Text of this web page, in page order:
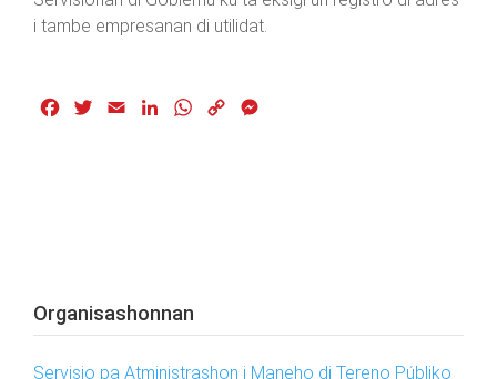
i tambe empresanan di utilidat.
Facebook
TwitterEmail LinkedInWhatsApp
Copy
Organisashonnan
Servisio pa Atministrashon i Maneho di Tereno Públiko